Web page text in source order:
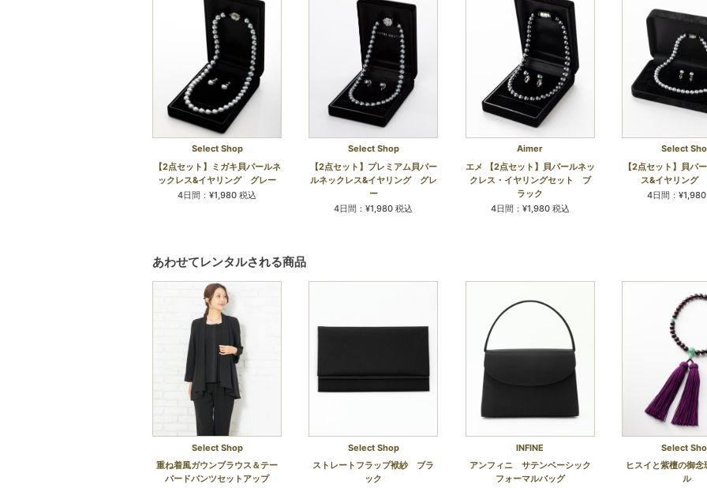
Select Shop
【2点セット】ミガキ貝パールネ
ックレス&イヤリング グレー
4日間：¥1,980 税込
Select Shop
【2点セット】プレミアム貝パー
ルネックレス&イヤリング グレ
ー
4日間：¥1,980 税込
Aimer
エメ 【2点セット】貝パールネッ
クレス・イヤリングセット ブ
ラック
4日間：¥1,980 税込
Select
【2点セット】貝パ
ス&イヤリング
4日間：
あわせてレンタルされる商品
Select Shop
重ね着風ガウンブラウス＆テー
パードパンツセットアップ
Select Shop
ストレートフラップ袱紗 ブラ
ック
INFINE
アンフィニ サテンベーシック
フォーマルバッグ
Select
ヒスイと紫檀の御
ル